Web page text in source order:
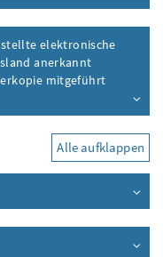
elektronische
anerkannt
mitgeführt
Alle aufklappen